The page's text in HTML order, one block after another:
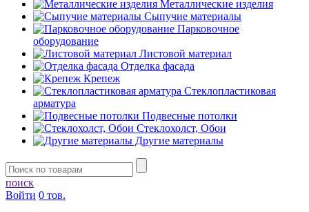
Металлические изделия
Сыпучие материалы
Парковочное
оборудование
Листовой материал
Отделка фасада
Крепеж
Стеклопластиковая
арматура
Подвесные потолки
Стеклохолст, Обои
Другие материалы
поиск
Войти 0 тов.